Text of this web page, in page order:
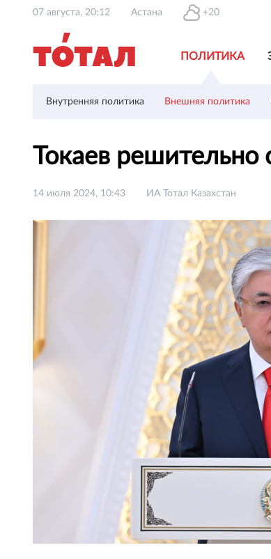
07 августа, 20:12 Астана +20
ПОЛИТИКА
Внутренняя политика Внешняя политика
Токаев решительно
14 июля 2024, 10:43 ИА Тотал Казахстан